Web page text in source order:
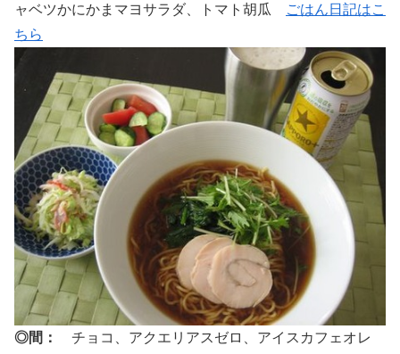
ャベツかにかまマヨサラダ、トマト胡瓜
ごはん日記はこ
ちら
◎間：
チョコ、アクエリアスゼロ、アイスカフェオレ